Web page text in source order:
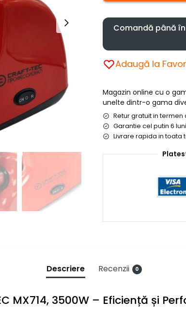
Comandă până
Adaugă la
Magazin online cu o
unelte dintr-o gama
Retur gratuit in termen
Garantie cel putin 6 luni
Livrare rapida in toata
Descriere Recenzii 0
MX714, 3500W – Eficiență și